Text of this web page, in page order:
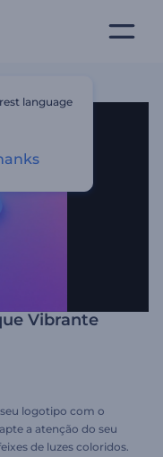
Vibrante
logotipo com o
a atenção do seu
de luzes coloridos.
language